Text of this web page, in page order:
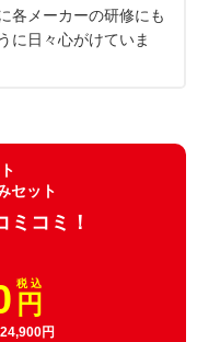
各メーカーの研修にも
に日々心がけていま
セット
ミコミ！
税 込
円
円